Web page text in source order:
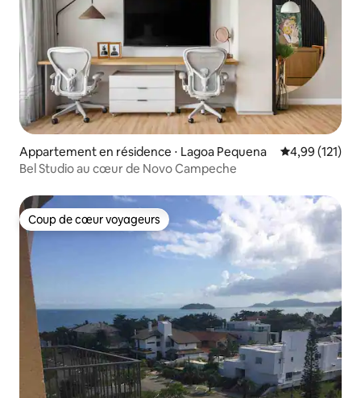
Appartement en résidence ⋅ Lagoa Pequena Évaluation
4,99 (121)
Bel Studio au cœur de Novo Campeche
Coup de cœur voyageurs
Coup de cœur voyageurs